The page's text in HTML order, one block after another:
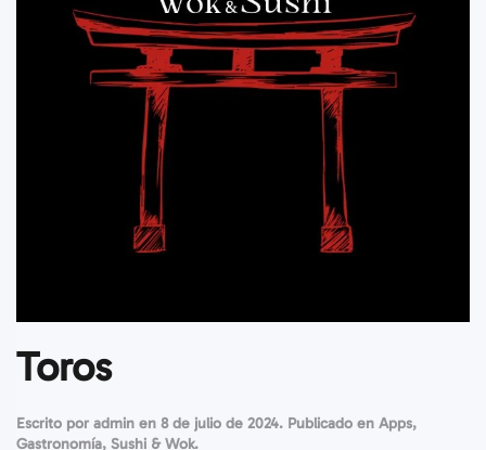
Toros
Escrito por admin en 8 de julio de 2024. Publicado en Apps,
Gastronomía, Sushi & Wok.